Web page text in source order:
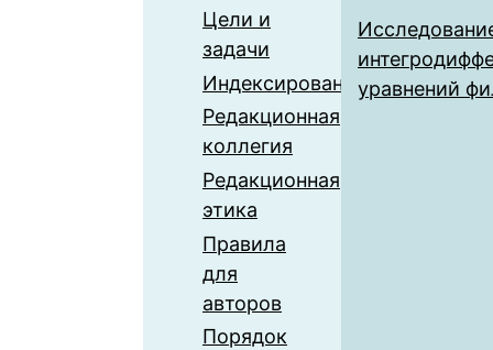
Цели и
задачи
Индексирование
Редакционная
коллегия
Редакционная
этика
Правила
для
авторов
Порядок
уравнений